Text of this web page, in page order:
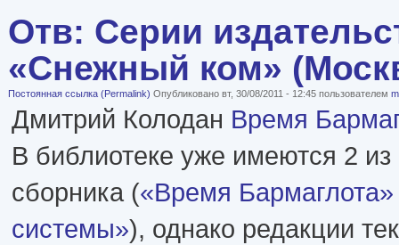
Отв: Серии
«Снежный ком»
Постоянная ссылка (Permalink) Опубликовано вт, 30/08/2011 - 12:45 пользователем
Дмитрий Колодан Время
В библиотеке уже имеются 2 из
сборника («Время Бармаглота»
системы»), однако редакции